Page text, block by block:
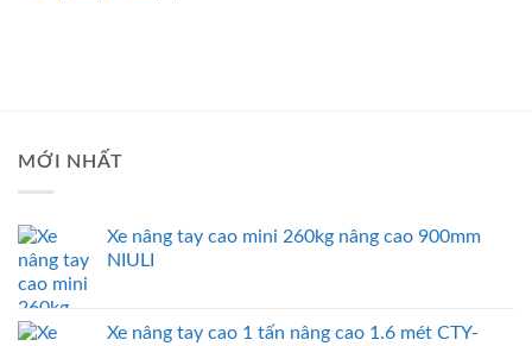
MỚI NHẤT
Xe nâng tay cao mini 260kg nâng cao 900mm
NIULI
Xe nâng tay cao 1 tấn nâng cao 1.6 mét CTY-